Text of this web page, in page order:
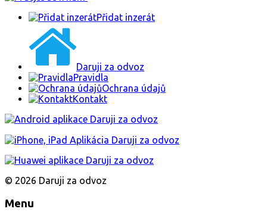
Přidat inzerát
Daruji za odvoz
Pravidla
Ochrana údajů
Kontakt
© 2026 Daruji za odvoz
Menu